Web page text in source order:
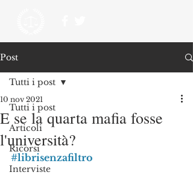
Post
Tutti i post
Articoli
Ricorsi
Interviste
Tutti i post
E se la quarta mafia fosse
l'università?
10 nov 2021
#librisenzafiltro